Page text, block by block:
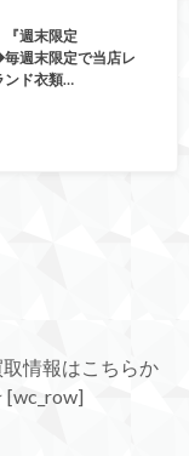
週末限定
週末限定で当店レ
ンド衣類…
情報はこちらか
[wc_row]